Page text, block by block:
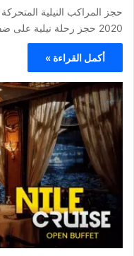
2020 حجز رحلة نيلية على ضفاف نهر النيل بجانب…
أكمل القراءة »